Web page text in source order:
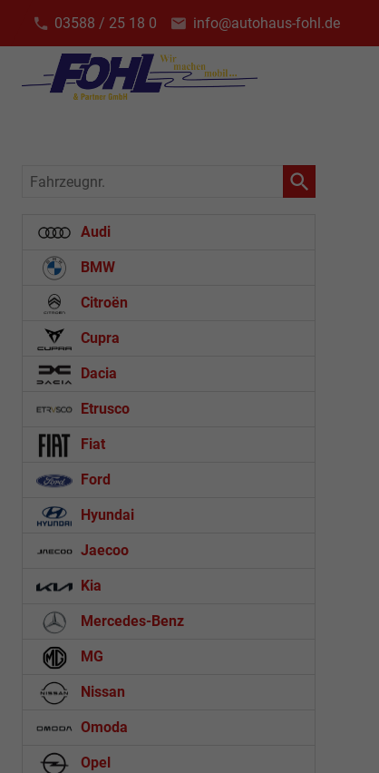
03588 / 25 18 0 info@autohaus-fohl.de
Fahrzeugnr.
Audi
BMW
Citroën
Cupra
Dacia
Etrusco
Fiat
Ford
Hyundai
Jaecoo
Kia
Mercedes-Benz
MG
Nissan
Omoda
Opel